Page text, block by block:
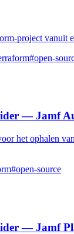
project vanuit
#open-
— Jamf
het ophalen
#open-source
— Jamf